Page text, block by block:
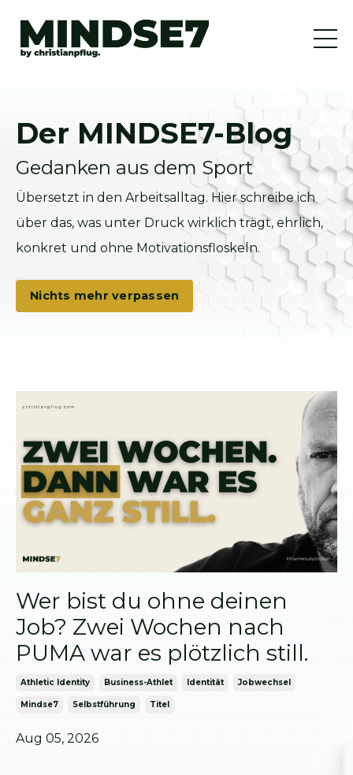
Der MINDSE7-Blog
Gedanken aus dem Sport
Übersetzt in den Arbeitsalltag. Hier schreibe ich
über das, was unter Druck wirklich trägt, ehrlich,
konkret und ohne Motivationsfloskeln.
Nichts mehr verpassen
Wer bist du ohne deinen
Job? Zwei Wochen nach
PUMA war es plötzlich still.
Athletic Identity Business-Athlet Identität Jobwechsel
Mindse7 Selbstführung Titel
Aug 05, 2026